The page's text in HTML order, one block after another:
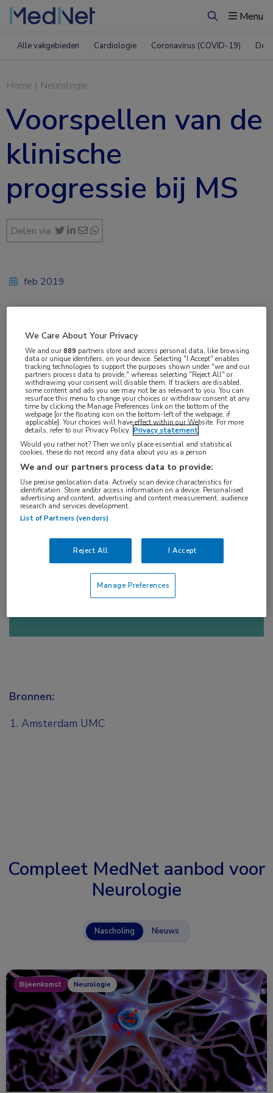
ZoekenMenu
Alle vakgebieden Cardiologie Coronavirus (COVID-19)
Home | Neurologie
Voorspellen van de
klinische
progressie bij MS
Delen via:
Log hier in om volledige
toegang te krijgen.
Login ofAccount maken
Bronnen:
Amsterdam UMC
feb 2019
Vakgebieden:
Neurologie
Aandachtsgebieden:
Multipele Sclerose
Tags:
MRI
Compleet MedNet aanbod voor
Neurologie
Nascholing Nieuws
Bijeenkomst Neurologie
We Care About Your Privacy
We and our889 partners store and access personal data, like browsing
data or unique identifiers, on your device. Selecting "I Accept" enables
tracking technologies to support the purposes shown under "we and our
partners process data to provide," whereas selecting "Reject All" or
withdrawing your consent will disable them. If trackers are disabled,
some content and ads you see may not be as relevant to you. You can
resurface this menu to change your choices or withdraw consent at any
time by clicking the Manage Preferences link on the bottom of the
webpage [or the floating icon on the bottom-left of the webpage, if
applicable]. Your choices will have effect within our Website. For more
details, refer to our Privacy Policy. Privacy statement
Would you rather not? Then we only place essential and statistical
cookies, these do not record any data about you as a person
We and our partners process data to provide:
Use precise geolocation data. Actively scan device characteristics for
identification. Store and/or access information on a device. Personalised
advertising and content, advertising and content measurement, audience
research and services development.
List of Partners (vendors)
Reject All I Accept
Manage Preferences